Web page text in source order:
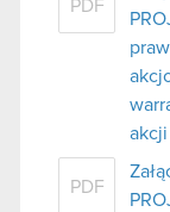
PDF
akcji
PDF